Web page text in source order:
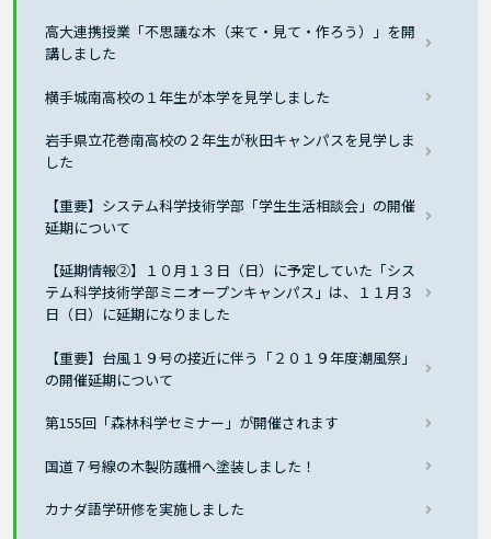
高大連携授業「不思議な木（来て・見て・作ろう）」を開
講しました
横手城南高校の１年生が本学を見学しました
岩手県立花巻南高校の２年生が秋田キャンパスを見学しま
した
【重要】システム科学技術学部「学生生活相談会」の開催
延期について
【延期情報②】１０月１３日（日）に予定していた「シス
テム科学技術学部ミニオープンキャンパス」は、１１月３
日（日）に延期になりました
【重要】台風１９号の接近に伴う「２０１９年度潮風祭」
の開催延期について
第155回「森林科学セミナー」が開催されます
国道７号線の木製防護柵へ塗装しました！
カナダ語学研修を実施しました